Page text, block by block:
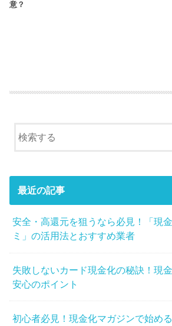
意？
最近の記事
安全・高還元を狙うなら必見！「現
ミ」の活用法とおすすめ業者
失敗しないカード現金化の秘訣！現
安心のポイント
初心者必見！現金化マガジンで始め